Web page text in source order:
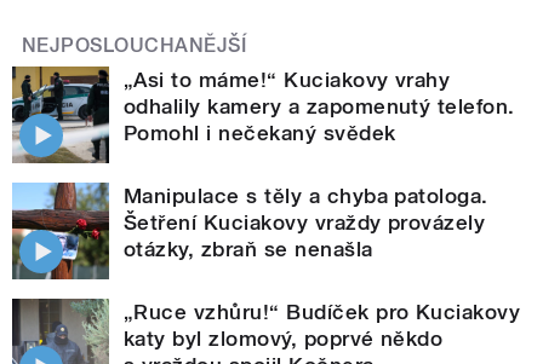
NEJPOSLOUCHANĚJŠÍ
„Asi to máme!“ Kuciakovy vrahy
odhalily kamery a zapomenutý telefon.
Pomohl i nečekaný svědek
Manipulace s těly a chyba patologa.
Šetření Kuciakovy vraždy provázely
otázky, zbraň se nenašla
„Ruce vzhůru!“ Budíček pro Kuciakovy
katy byl zlomový, poprvé někdo